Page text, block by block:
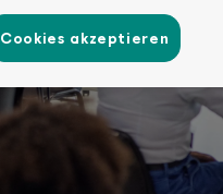
Cookies akzeptieren